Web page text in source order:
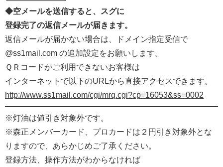
◆空メールを送信すると、スグに
登録完了の返信メールが届きます。
返信メールが届かない場合は、ドメイン指定受信で
@ss1mail.com の追加設定をお願いします。
ＱＲコードがご利用できないお客様は
インターネットで以下のURLから直接アクセスできます。
http://www.ss1mail.com/cgi/mrq.cgi?cp=16053&ss=0002
※灯油は値引き対象外です。
※森正メンバーカード、プロカードは２円引き対象外とな
りますので、あらかじめご了承ください。
登録方法、操作方法がわからなければ